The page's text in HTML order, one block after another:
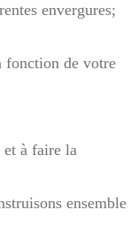
envergures;
fonction de votre
et à faire la
ensemble